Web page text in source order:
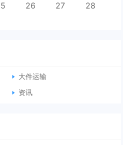
26 27
28
大件运输
资讯